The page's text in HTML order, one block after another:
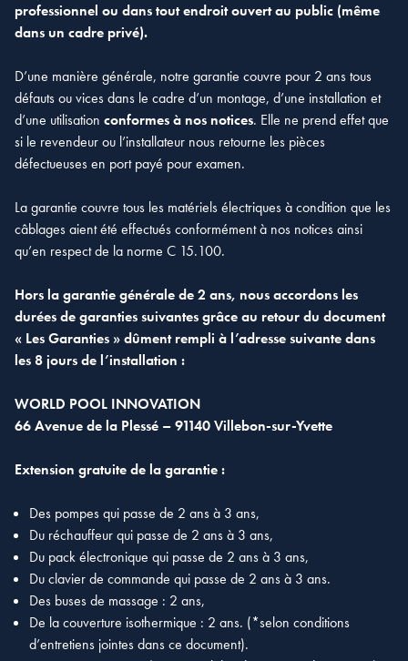
professionnel ou dans tout endroit ouvert au public (même
dans un cadre privé).
D’une manière générale, notre garantie couvre pour 2 ans tous
défauts ou vices dans le cadre d’un montage, d’une installation et
d’une utilisation conformes à nos notices. Elle ne prend effet que
si le revendeur ou l’installateur nous retourne les pièces
défectueuses en port payé pour examen.
La garantie couvre tous les matériels électriques à condition que les
câblages aient été effectués conformément à nos notices ainsi
qu’en respect de la norme C 15.100.
Hors la garantie générale de 2 ans, nous accordons les
durées de garanties suivantes grâce au retour du document
« Les Garanties » dûment rempli à l’adresse suivante dans
les 8 jours de l’installation :
WORLD POOL INNOVATION
66 Avenue de la Plessé – 91140 Villebon-sur-Yvette
Extension gratuite de la garantie :
Des pompes qui passe de 2 ans à 3 ans,
Du réchauffeur qui passe de 2 ans à 3 ans,
Du pack électronique qui passe de 2 ans à 3 ans,
Du clavier de commande qui passe de 2 ans à 3 ans.
Des buses de massage : 2 ans,
De la couverture isothermique : 2 ans. (*selon conditions
d’entretiens jointes dans ce document).